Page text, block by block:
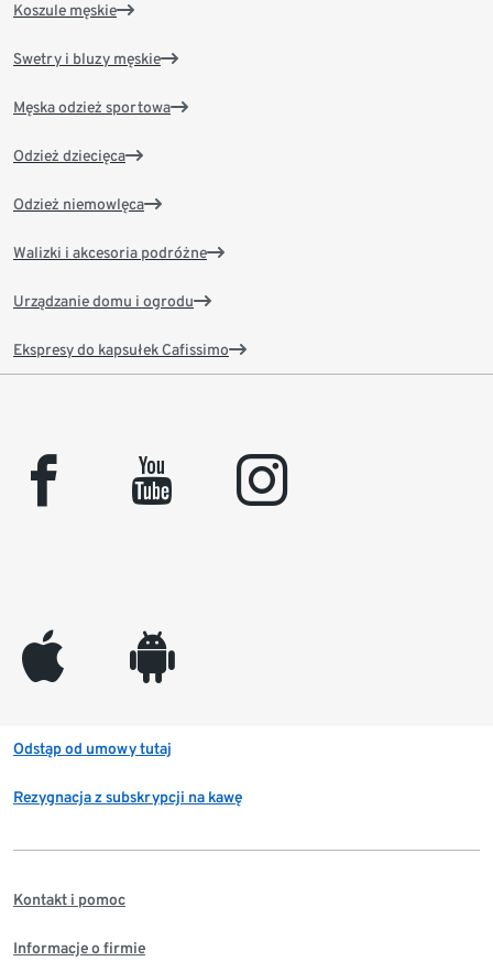
Koszule męskie
Swetry i bluzy męskie
Męska odzież sportowa
Odzież dziecięca
Odzież niemowlęca
Walizki i akcesoria podróżne
Urządzanie domu i ogrodu
Ekspresy do kapsułek Cafissimo
facebook youtube instagram
appleinc android
Odstąp od umowy tutaj
Rezygnacja z subskrypcji na kawę
Kontakt i pomoc
Informacje o firmie